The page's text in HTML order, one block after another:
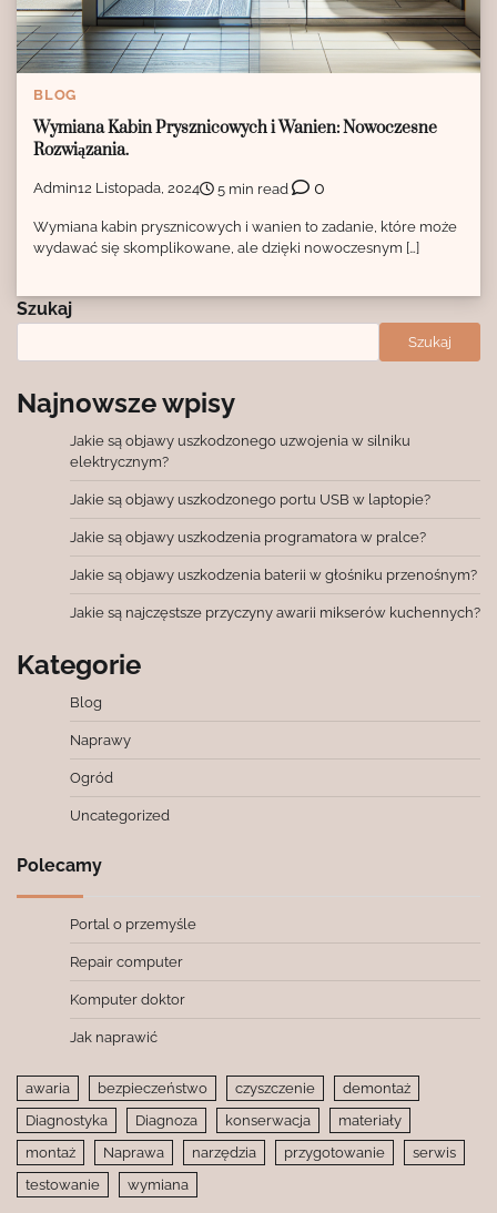
BLOG
Wymiana Kabin Prysznicowych i Wanien: Nowoczesne
Rozwiązania.
Admin12 Listopada, 2024 5 min read 0
Wymiana kabin prysznicowych i wanien to zadanie, które może
wydawać się skomplikowane, ale dzięki nowoczesnym […]
Szukaj
Szukaj
Najnowsze wpisy
Jakie są objawy uszkodzonego uzwojenia w silniku
elektrycznym?
Jakie są objawy uszkodzonego portu USB w laptopie?
Jakie są objawy uszkodzenia programatora w pralce?
Jakie są objawy uszkodzenia baterii w głośniku przenośnym?
Jakie są najczęstsze przyczyny awarii mikserów kuchennych?
Kategorie
Blog
Naprawy
Ogród
Uncategorized
Polecamy
Portal o przemyśle
Repair computer
Komputer doktor
Jak naprawić
awaria bezpieczeństwo czyszczenie
demontaż
Diagnostyka
Diagnoza konserwacja
materiały
montaż
Naprawa narzędzia przygotowanie
serwis
testowanie
wymiana